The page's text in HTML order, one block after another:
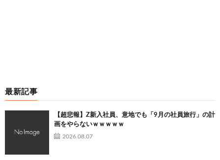
最新記事
【超悲報】Z新入社員、意地でも「9月の社員旅行」の計
画をやらないｗｗｗｗｗ
2026.08.07